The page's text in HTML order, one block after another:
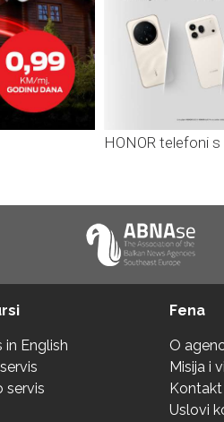
HONOR telefoni
in English
servis
Fena
O
Misija i
Kontakt
Uslovi